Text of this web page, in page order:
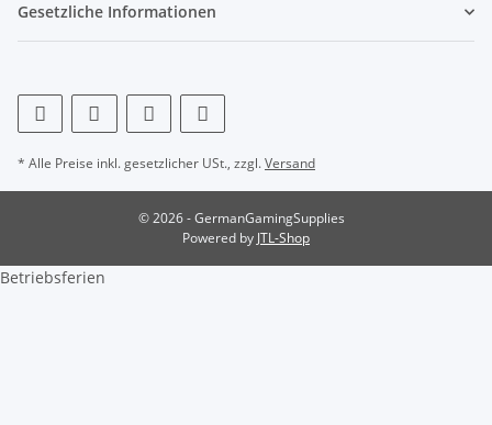
Gesetzliche Informationen
* Alle Preise inkl. gesetzlicher USt., zzgl.Versand
© 2026 - GermanGamingSupplies
Powered by JTL-Shop
Betriebsferien